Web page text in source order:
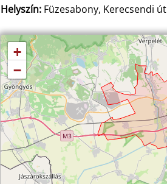
Helyszín:Füzesabony, Kerecsendi út
+
−